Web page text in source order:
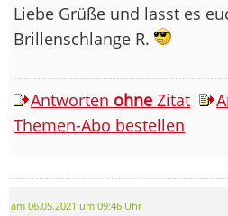
Liebe Grüße und lasst es
Brillenschlange R.
Antworten ohne Zitat
Themen-Abo bestellen
am 06.05.2021 um 09:46 Uhr